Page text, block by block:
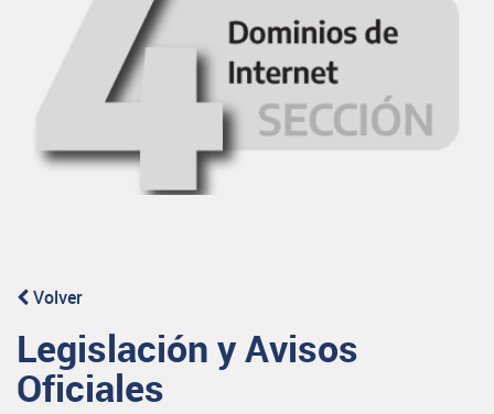
Volver
Legislación y Avisos
Oficiales